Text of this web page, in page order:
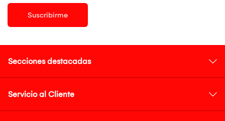
Suscribirme
Secciones destacadas
Servicio al Cliente